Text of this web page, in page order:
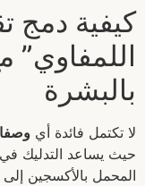
كيفية دمج
اللمفاوي”
بالبشرة
لا تكتمل فائدة أي
حيث يساعد التدليك
المحمل بالأكسجين إلى